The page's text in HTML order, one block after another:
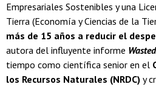
Empresariales Sostenibles y una
Tierra (Economía y Ciencias de la
más de 15 años a reducir el
autora del influyente informe Wasted
tiempo como científica senior en el
los Recursos Naturales (NRDC) y